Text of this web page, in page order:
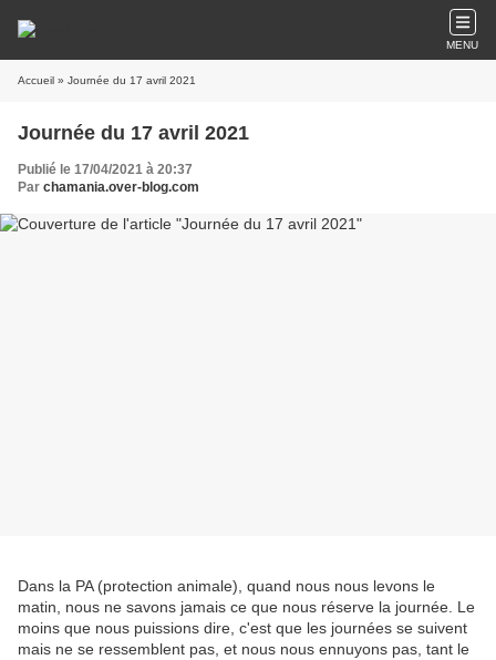
MENU
Accueil » Journée du 17 avril 2021
Journée du 17 avril 2021
Publié le 17/04/2021 à 20:37
Par chamania.over-blog.com
Dans la PA (protection animale), quand nous nous levons le
matin, nous ne savons jamais ce que nous réserve la journée. Le
moins que nous puissions dire, c'est que les journées se suivent
mais ne se ressemblent pas, et nous nous ennuyons pas, tant le